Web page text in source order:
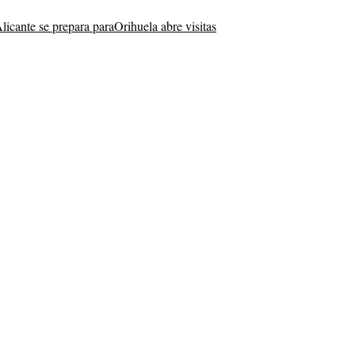
se prepara paraOrihuela abre visitas